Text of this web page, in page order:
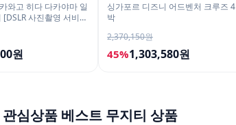
와고 히다 다카야마 일
[DSLR 사진촬영 서비
원
싱가포르 디즈니 어드벤처 크루즈 4
박
2,370,150원
45%1,303,580원
심상품 베스트 무지티 상품